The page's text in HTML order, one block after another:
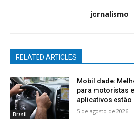
jornalismo
RELATED ARTICLES
Brasil
Mobilidade:
para motoristas
aplicativos estão
5 de agosto de 2026